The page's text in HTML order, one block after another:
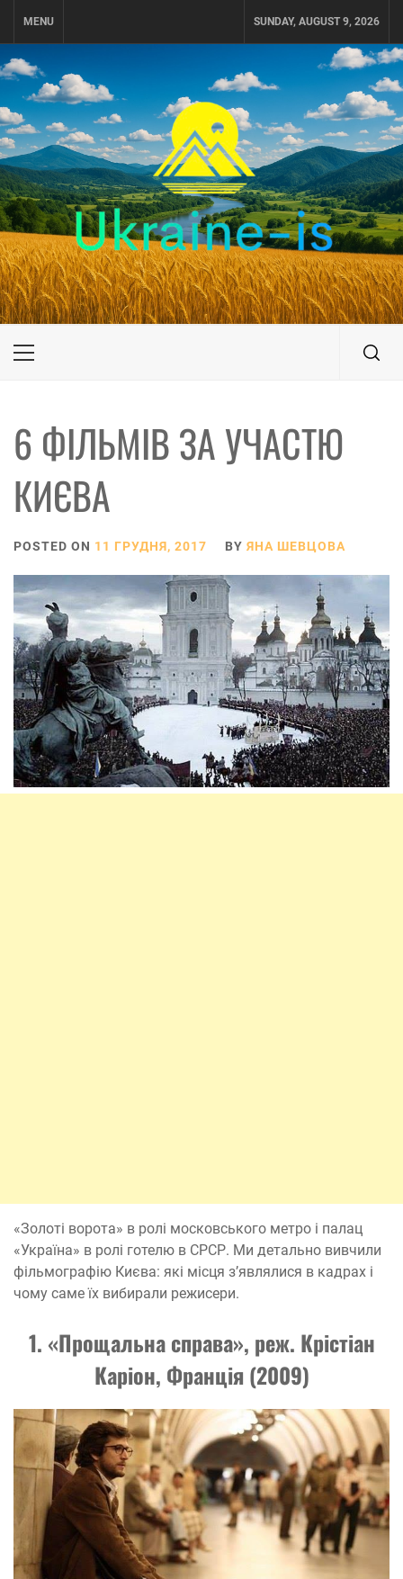
MENU SUNDAY, AUGUST 9, 2026
UKRAINE-IS
ПОДОРОЖI ПО УКРАЇНІ
Primary
6 ФІЛЬМІВ ЗА УЧАСТЮ
КИЄВА
POSTED ON 11 ГРУДНЯ, 2017 BY ЯНА ШЕВЦОВА
«Золоті ворота» в ролі московського метро і палац
«Україна» в ролі готелю в СРСР. Ми детально вивчили
фільмографію Києва: які місця з’являлися в кадрах і
чому саме їх вибирали режисери.
1. «Прощальна справа», реж. Крістіан
Каріон, Франція (2009)